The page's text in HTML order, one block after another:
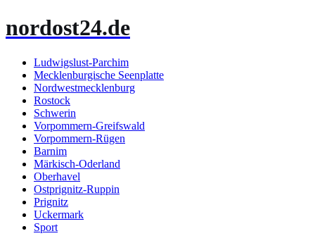
Inhalt
nordost24.de
Ludwigslust-Parchim
Mecklenburgische Seenplatte
Nordwestmecklenburg
Rostock
Schwerin
Vorpommern-Greifswald
Vorpommern-Rügen
Barnim
Märkisch-Oderland
Oberhavel
Ostprignitz-Ruppin
Prignitz
Uckermark
Sport